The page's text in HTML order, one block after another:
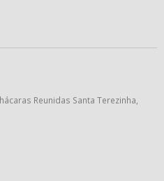
Reunidas Santa Terezinha,